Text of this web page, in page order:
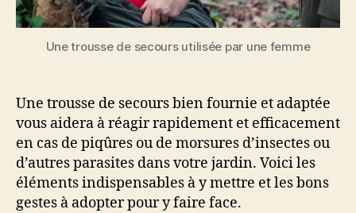
Une trousse de secours utilisée par une femme
Une trousse de secours bien fournie et adaptée
vous aidera à réagir rapidement et efficacement
en cas de piqûres ou de morsures d’insectes ou
d’autres parasites dans votre jardin. Voici les
éléments indispensables à y mettre et les bons
gestes à adopter pour y faire face.